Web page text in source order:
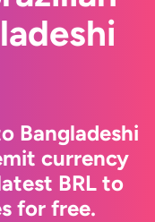
Bangladeshi
currency
BRL to
for free.